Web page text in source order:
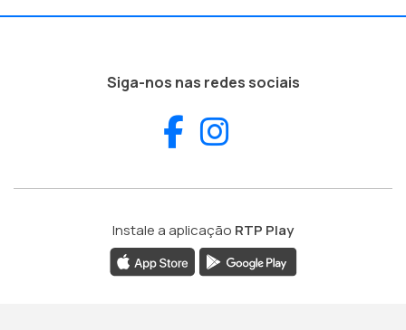
Siga-nos nas redes sociais
Facebook
Instale a aplicação RTP Play